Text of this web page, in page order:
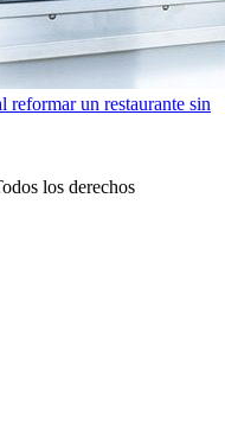
un restaurante sin
los derechos